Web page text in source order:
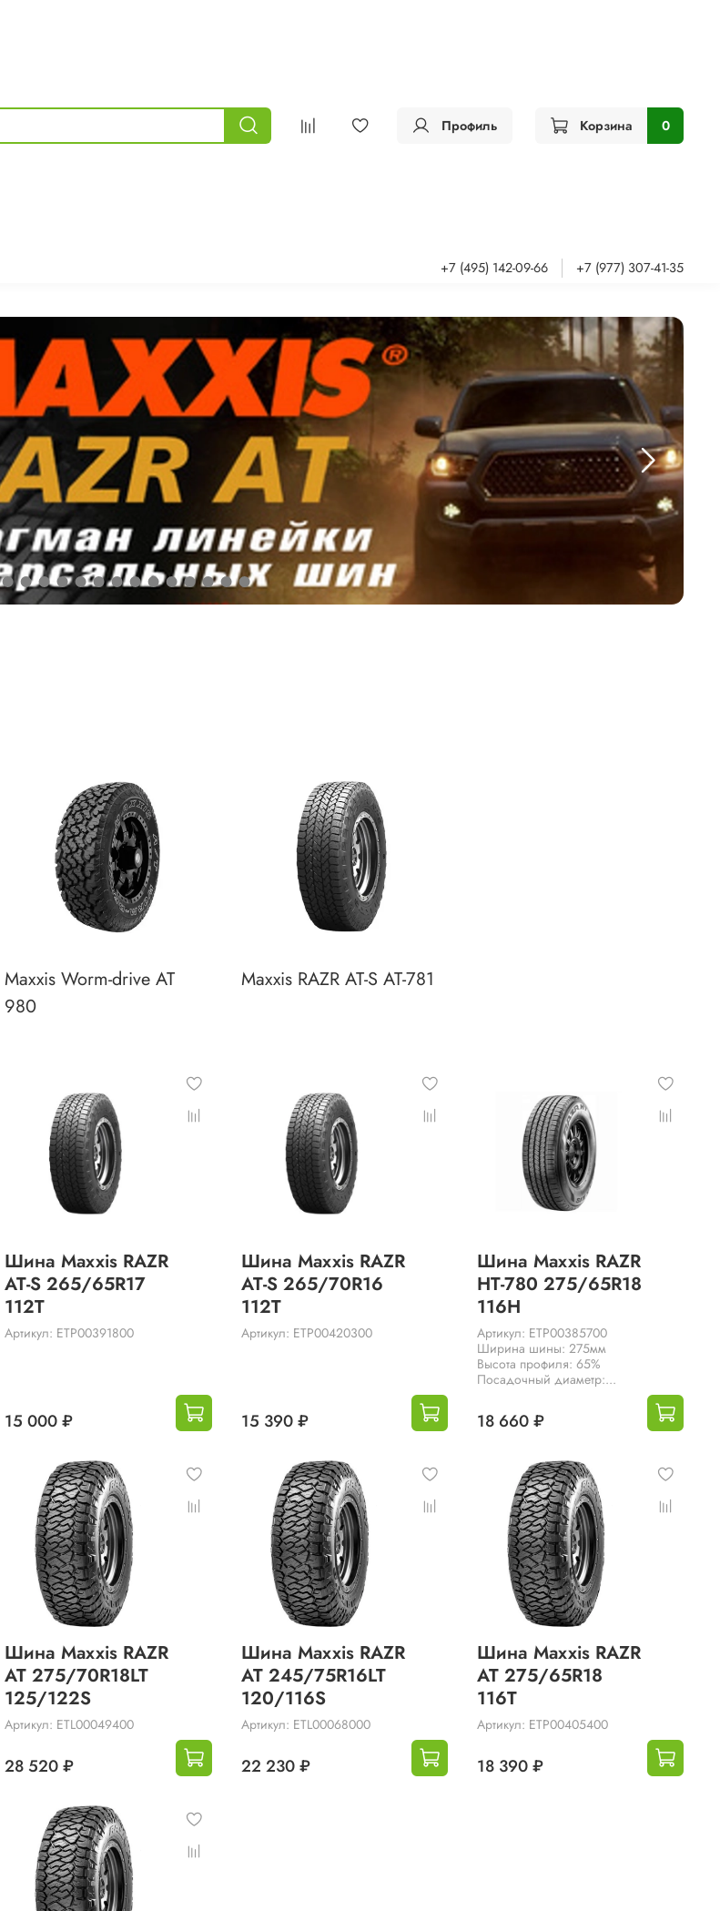
Профиль Корзина 0
+7 (495) 142-09-66 +7 (977) 307-41-35
Maxxis Worm-drive AT
980
Maxxis RAZR AT-S AT-781
Шина Maxxis RAZR
AT-S 265/65R17
112T
Артикул: ETP00391800
15 000 ₽
Шина Maxxis RAZR
AT-S 265/70R16
112T
Артикул: ETP00420300
15 390 ₽
Шина Maxxis RAZR
HT-780 275/65R18
116H
Артикул: ETP00385700
Ширина шины: 275мм
Высота профиля: 65%
Посадочный диаметр:...
18 660 ₽
Шина Maxxis RAZR
AT 275/70R18LT
125/122S
Артикул: ETL00049400
28 520 ₽
Шина Maxxis RAZR
AT 245/75R16LT
120/116S
Артикул: ETL00068000
22 230 ₽
Шина Maxxis RAZR
AT 275/65R18
116T
Артикул: ETP00405400
18 390 ₽